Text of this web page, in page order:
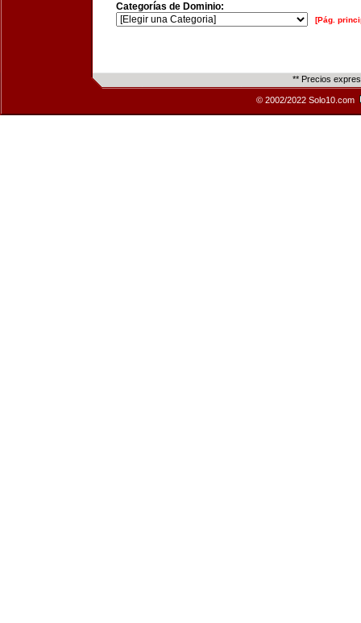
Categorías de Dominio:
[Pág.
** Precios
© 2002/2022 Solo10.com